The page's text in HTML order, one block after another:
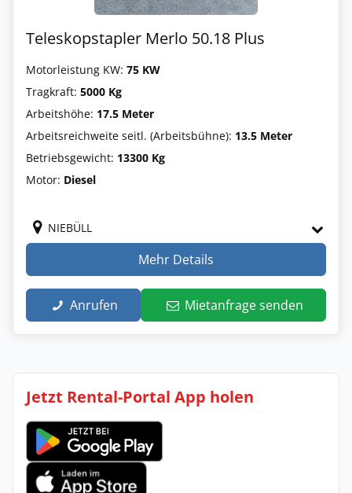
Teleskopstapler Merlo 50.18 Plus
Motorleistung KW: 75 KW
Tragkraft: 5000 Kg
Arbeitshöhe: 17.5 Meter
Arbeitsreichweite seitl. (Arbeitsbühne): 13.5 Meter
Betriebsgewicht: 13300 Kg
Motor: Diesel
NIEBÜLL
Mehr Details
Anrufen Mietanfrage senden
Jetzt Rental-Portal App holen